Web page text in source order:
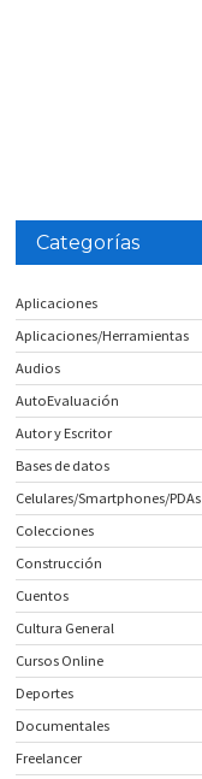
Categorías
Aplicaciones
Aplicaciones/Herramientas
Audios
AutoEvaluación
Autor y Escritor
Bases de datos
Celulares/Smartphones/PDAs
Colecciones
Construcción
Cuentos
Cultura General
Cursos Online
Deportes
Documentales
Freelancer